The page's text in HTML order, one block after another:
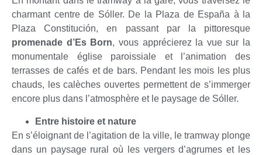
charmant centre de Sóller. De la Plaza de España à la
Plaza Constitución, en passant par la pittoresque
promenade d’Es Born, vous apprécierez la vue sur la
monumentale église paroissiale et l’animation des
terrasses de cafés et de bars. Pendant les mois les plus
chauds, les calèches ouvertes permettent de s’immerger
encore plus dans l’atmosphère et le paysage de Sóller.
Entre histoire et nature
En s’éloignant de l’agitation de la ville, le tramway plonge
dans un paysage rural où les vergers d’agrumes et les